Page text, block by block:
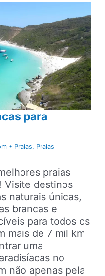
para
• Praias, Praias
praias
Visite destinos
naturais únicas,
brancas e
para todos os
mais de 7 mil km
uma
no
não apenas pela